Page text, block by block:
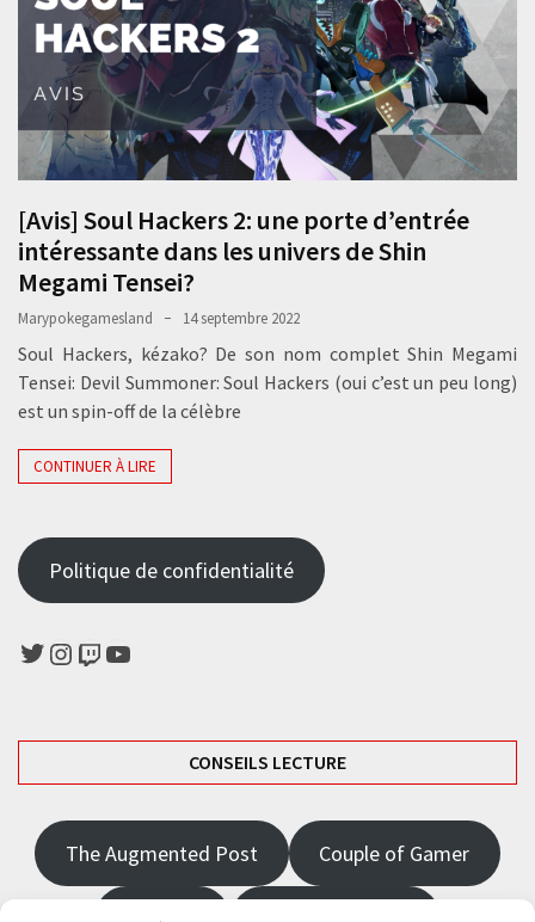
[Avis] Soul Hackers 2: une porte d’entrée
intéressante dans les univers de Shin
Megami Tensei?
Marypokegamesland 14 septembre 2022
Soul Hackers, kézako? De son nom complet Shin Megami
Tensei: Devil Summoner: Soul Hackers (oui c’est un peu long)
est un spin-off de la célèbre
CONTINUER À LIRE
Politique de confidentialité
Twitter
Instagram
TwitchYouTube
CONSEILS LECTURE
The Augmented Post Couple of Gamer